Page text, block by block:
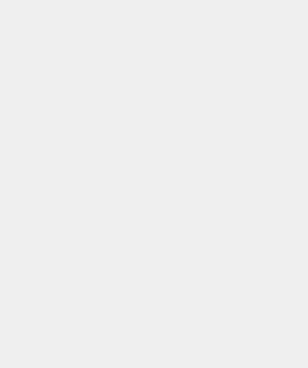
Hattı
410 0500
Müdürlük
Cad. No 173, 1. Levent Plaza, B